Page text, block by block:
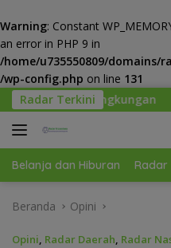
Warning: Constant
an error in PHP 9 in
/home/u735550809/
/wp-config.php on line 131
Langsung
ke
konten
Radar TerkiniMenhut : Presiden
Belanja dan Hiburan Radar
Beranda Opini
Opini, Radar Daerah, Radar